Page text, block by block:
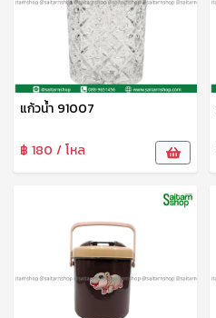
แก้วน้ำ 91007
฿ 180 / โหล